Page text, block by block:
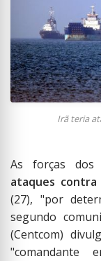
Irã teria
As forças dos
ataques contra
(27), "por
segundo
(Centcom)